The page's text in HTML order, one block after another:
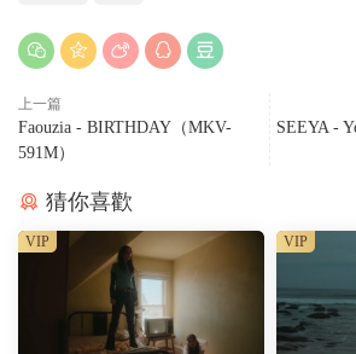
上一篇
Faouzia - BIRTHDAY（MKV-
591M）
SEEYA -
猜你喜歡
VIP VIP